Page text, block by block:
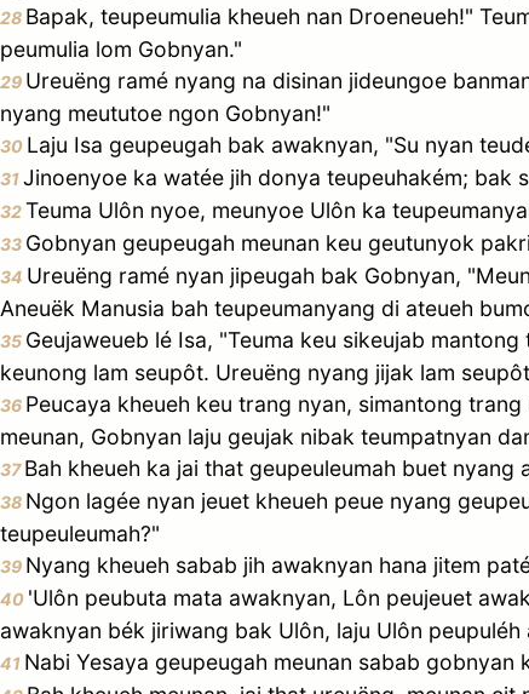
28 Bapak, teupeumulia kheueh nan Droeneueh!"
peumulia lom Gobnyan."
29 Ureuëng ramé nyang na disinan jideungoe
nyang meututoe ngon Gobnyan!"
30 Laju Isa geupeugah bak awaknyan, "Su nyan
31Jinoenyoe ka watée jih donya teupeuhakém; bak
32Teuma Ulôn nyoe, meunyoe Ulôn ka
33 Gobnyan geupeugah meunan keu geutunyok
34 Ureuëng ramé nyan jipeugah bak Gobnyan,
Aneuëk Manusia bah teupeumanyang di ateueh
35 Geujaweueb lé Isa, "Teuma keu sikeujab
keunong lam seupôt. Ureuëng nyang jijak lam
36 Peucaya kheueh keu trang nyan, simantong
meunan, Gobnyan laju geujak nibak teumpatnyan
37Bah kheueh ka jai that geupeuleumah buet
38 Ngon lagée nyan jeuet kheueh peue nyang
teupeuleumah?"
39 Nyang kheueh sabab jih awaknyan hana jitem
40 'Ulôn peubuta mata awaknyan, Lôn peujeuet
awaknyan bék jiriwang bak Ulôn, laju Ulôn peupuléh
41 Nabi Yesaya geupeugah meunan sabab